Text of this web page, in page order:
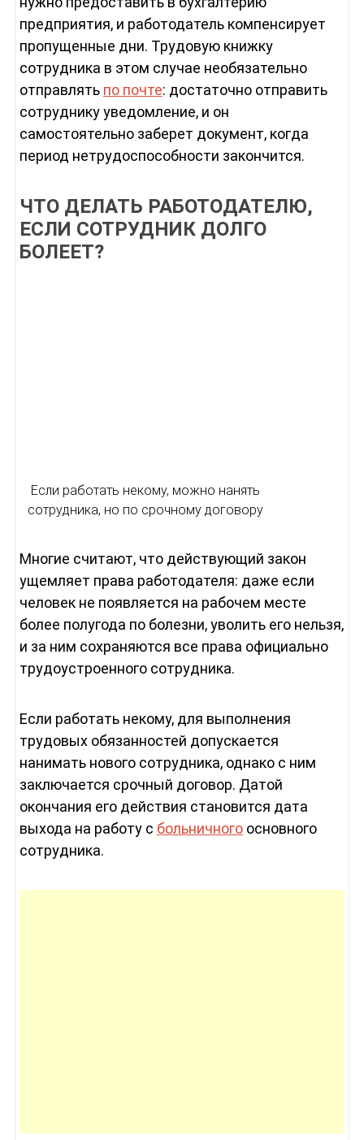
предприятия, и работодатель компенсирует
пропущенные дни. Трудовую книжку
сотрудника в этом случае необязательно
отправлять по почте: достаточно отправить
сотруднику уведомление, и он
самостоятельно заберет документ, когда
период нетрудоспособности закончится.
ЧТО ДЕЛАТЬ РАБОТОДАТЕЛЮ,
ЕСЛИ СОТРУДНИК ДОЛГО
БОЛЕЕТ?
Если работать некому, можно нанять
сотрудника, но по срочному договору
Многие считают, что действующий закон
ущемляет права работодателя: даже если
человек не появляется на рабочем месте
более полугода по болезни, уволить его нельзя,
и за ним сохраняются все права официально
трудоустроенного сотрудника.
Если работать некому, для выполнения
трудовых обязанностей допускается
нанимать нового сотрудника, однако с ним
заключается срочный договор. Датой
окончания его действия становится дата
выхода на работу с больничногоосновного
сотрудника.